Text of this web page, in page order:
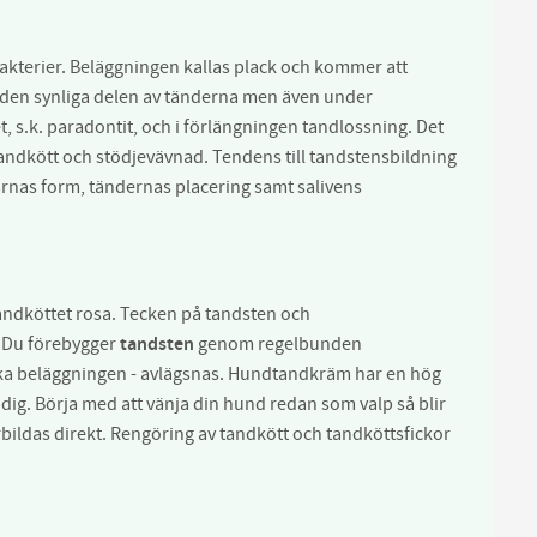
Beläggningen kallas plack och kommer att
synliga delen av tänderna men även under
paradontit, och i förlängningen tandlossning. Det
och stödjevävnad. Tendens till tandstensbildning
form, tändernas placering samt salivens
rosa. Tecken på tandsten och
förebyggertandsten genom regelbunden
beläggningen - avlägsnas. Hundtandkräm har en hög
Börja med att vänja din hund redan som valp så blir
direkt. Rengöring av tandkött och tandköttsfickor